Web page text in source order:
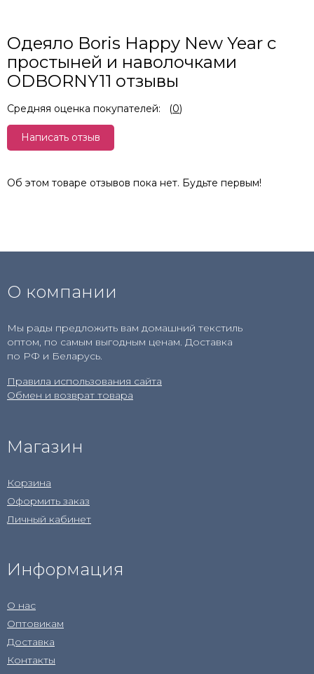
Одеяло Boris Happy New Year с
простыней и наволочками
ODBORNY11 отзывы
Средняя оценка покупателей: (0)
Написать отзыв
Об этом товаре отзывов пока нет. Будьте первым!
О компании
Мы рады предложить вам домашний текстиль
оптом, по самым выгодным ценам. Доставка
по РФ и Беларусь.
Правила использования сайта
Обмен и возврат товара
Магазин
Корзина
Оформить заказ
Личный кабинет
Информация
О нас
Оптовикам
Доставка
Контакты